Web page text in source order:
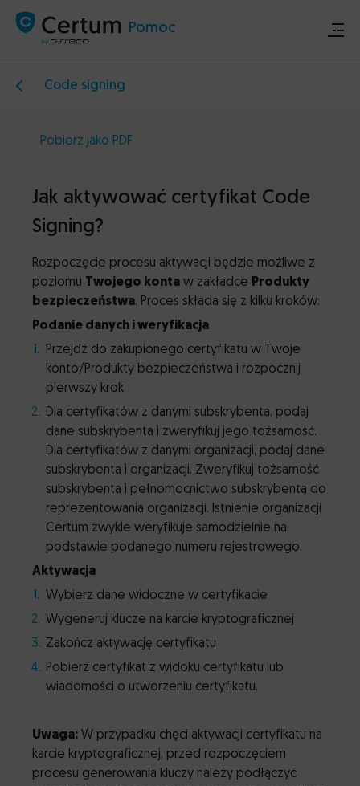
Pomoc
Ogłoszenia techniczne
Certum.pl
Code signing
Pobierz jako PDF
Jak aktywować certyfikat Code
Signing?
Rozpoczęcie procesu aktywacji będzie możliwe z
poziomu Twojego konta w zakładce Produkty
bezpieczeństwa. Proces składa się z kilku kroków:
Podanie danych i weryfikacja
Przejdź do zakupionego certyfikatu w Twoje
konto/Produkty bezpieczeństwa i rozpocznij
pierwszy krok
Dla certyfikatów z danymi subskrybenta, podaj
dane subskrybenta i zweryfikuj jego tożsamość.
Dla certyfikatów z danymi organizacji, podaj dane
subskrybenta i organizacji. Zweryfikuj tożsamość
subskrybenta i pełnomocnictwo subskrybenta do
reprezentowania organizacji. Istnienie organizacji
Certum zwykle weryfikuje samodzielnie na
podstawie podanego numeru rejestrowego.
Aktywacja
Wybierz dane widoczne w certyfikacie
Wygeneruj klucze na karcie kryptograficznej
Zakończ aktywację certyfikatu
Pobierz certyfikat z widoku certyfikatu lub
wiadomości o utworzeniu certyfikatu.
Uwaga: W przypadku chęci aktywacji certyfikatu na
karcie kryptograficznej, przed rozpoczęciem
procesu generowania kluczy należy podłączyć